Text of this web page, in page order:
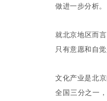
做进一步分析。
就北京地区而
只有意愿和自
文化产业是北
全国三分之一